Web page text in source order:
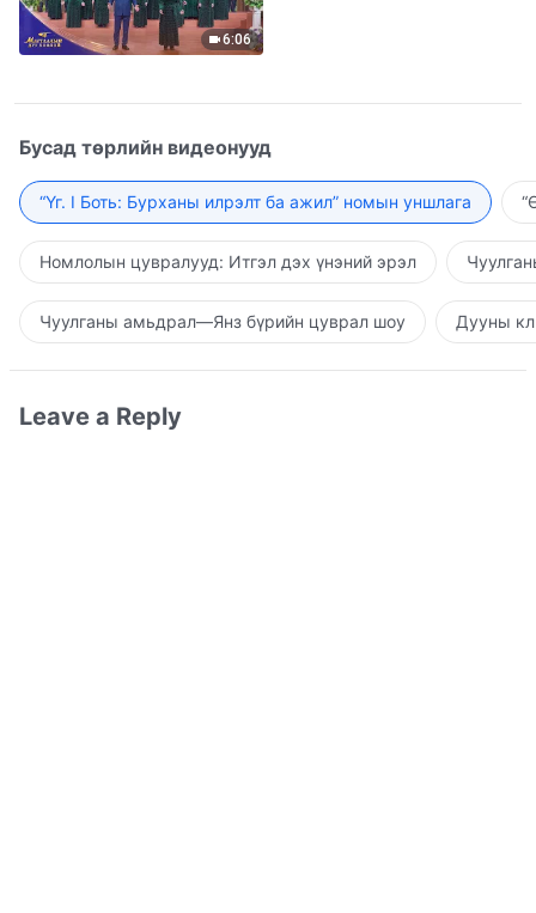
6:06
Бусад төрлийн видеонууд
“Үг. I Боть: Бурханы илрэлт ба ажил” номын уншлага
Номлолын цувралууд: Итгэл дэх үнэний эрэл
Чуулганы амьдрал—Янз бүрийн цуврал шоу Дууны
Leave a Reply